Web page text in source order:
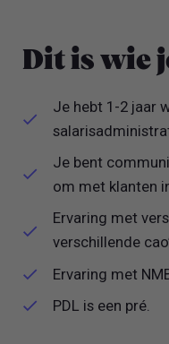
Dit is wie
Je hebt 1-2 jaar
Je bent
om met klanten
Ervaring met
verschillende
Ervaring met
PDL is een pré.